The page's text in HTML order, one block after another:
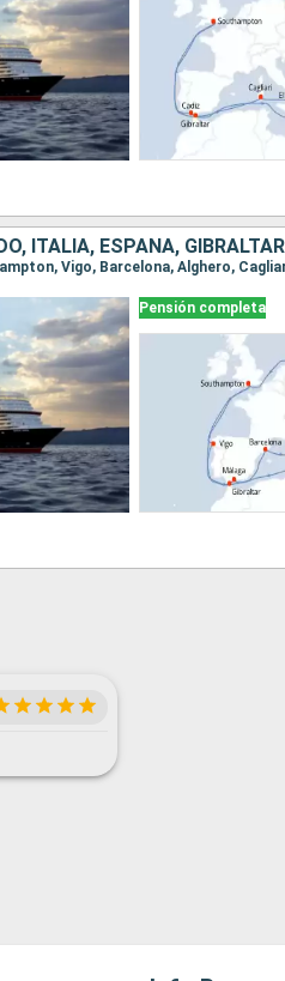
ITALIA, ESPAÑA, GIBRALTAR
Vigo, Barcelona, Alghero,
Pensión completa